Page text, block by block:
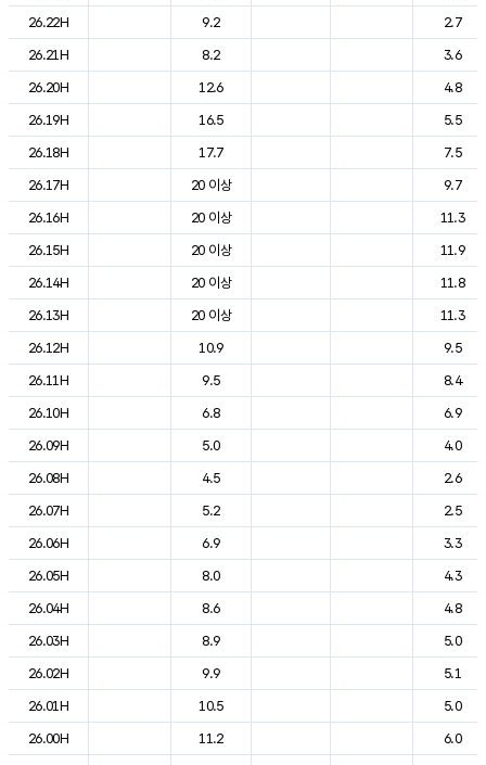
26.22H
9.2
2.7
26.21H
8.2
3.6
26.20H
12.6
4.8
26.19H
16.5
5.5
26.18H
17.7
7.5
26.17H
20 이상
9.7
26.16H
20 이상
11.3
26.15H
20 이상
11.9
26.14H
20 이상
11.8
26.13H
20 이상
11.3
26.12H
10.9
9.5
26.11H
9.5
8.4
26.10H
6.8
6.9
26.09H
5.0
4.0
26.08H
4.5
2.6
26.07H
5.2
2.5
26.06H
6.9
3.3
26.05H
8.0
4.3
26.04H
8.6
4.8
26.03H
8.9
5.0
26.02H
9.9
5.1
26.01H
10.5
5.0
26.00H
11.2
6.0